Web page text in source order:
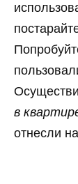
в
отнесли